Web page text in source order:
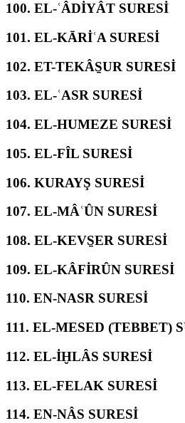
100. EL-ʿÂDİYÂT SURESİ
101. EL-KĀRİʿA SURESİ
102. ET-TEKÂS̱UR SURESİ
103. EL-ʿASR SURESİ
104. EL-HUMEZE SURESİ
105. EL-FÎL SURESİ
106. KURAYŞ SURESİ
107. EL-MÂʿÛN SURESİ
108. EL-KEVS̱ER SURESİ
109. EL-KÂFİRÛN SURESİ
110. EN-NASR SURESİ
111. EL-MESED (TEBBET)
112. EL-İḪLÂS SURESİ
113. EL-FELAK SURESİ
114. EN-NÂS SURESİ